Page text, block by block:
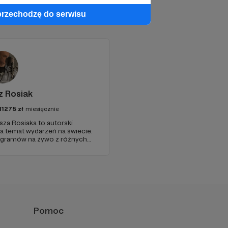
do serwisu
Rosiak
zł miesięcznie
Rosiaka to autorski
temat wydarzeń na świecie.
na żywo z różnych
Pomoc